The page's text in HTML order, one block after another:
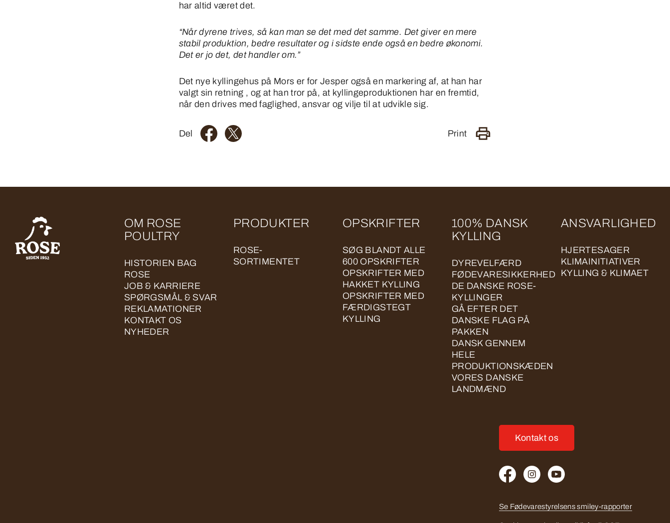
har altid været det.
“Når dyrene trives, så kan man se det med det samme. Det giver en mere
stabil produktion, bedre resultater og i sidste ende også en bedre økonomi.
Det er jo det, det handler om.”
Det nye kyllingehus på Mors er for Jesper også en markering af, at han har
valgt sin retning , og at han tror på, at kyllingeproduktionen har en fremtid,
når den drives med faglighed, ansvar og vilje til at udvikle sig.
Del Print
OM ROSE
POULTRY
HISTORIEN BAG
ROSE
JOB & KARRIERE
SPØRGSMÅL & SVAR
REKLAMATIONER
KONTAKT OS
NYHEDER
PRODUKTER
ROSE-
SORTIMENTET
OPSKRIFTER
SØG BLANDT ALLE
600 OPSKRIFTER
OPSKRIFTER MED
HAKKET KYLLING
OPSKRIFTER MED
FÆRDIGSTEGT
KYLLING
100% DANSK
KYLLING
DYREVELFÆRD
FØDEVARESIKKERHED
DE DANSKE ROSE-
KYLLINGER
GÅ EFTER DET
DANSKE FLAG PÅ
PAKKEN
DANSK GENNEM
HELE
PRODUKTIONSKÆDEN
VORES DANSKE
LANDMÆND
ANSVARLIGHED
HJERTESAGER
KLIMAINITIATIVER
KYLLING & KLIMAET
Kontakt os
Se Fødevarestyrelsens smiley-rapporter